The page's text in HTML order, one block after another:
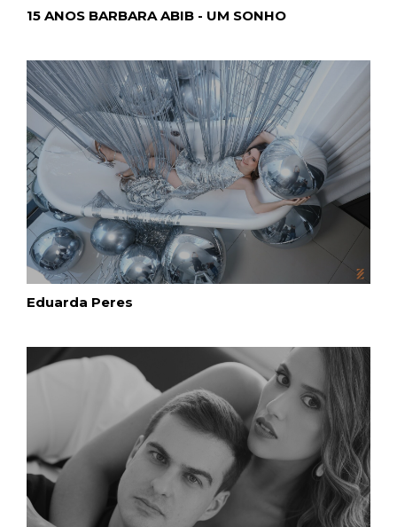
15 ANOS BARBARA ABIB - UM SONHO
Eduarda Peres